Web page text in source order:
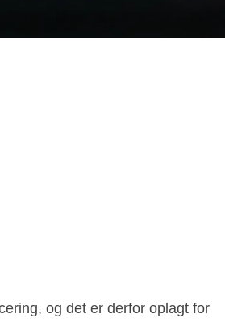
og det er derfor oplagt for